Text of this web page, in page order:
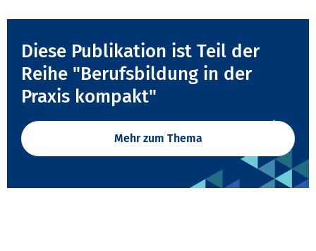
Diese Publikation ist Teil der
Reihe "Berufsbildung in der
Praxis kompakt"
Mehr zum Thema